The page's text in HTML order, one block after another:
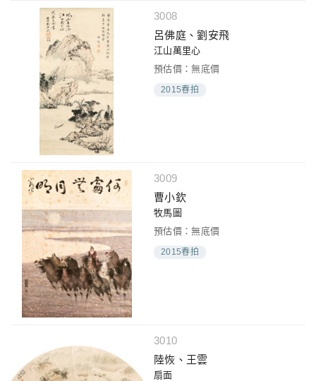
3008
呂佛庭、劉安飛
江山萬里心
預估價：無底價
2015春拍
3009
曹小欽
牧馬圖
預估價：無底價
2015春拍
3010
陸恢、王雲
扇面